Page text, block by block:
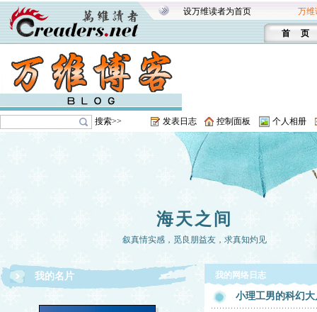
设万维读者为首页 万维
首 页
搜索>> 发表日志 控制面板 个人相册
海天之间
叙真情实感，觅良朋益友，求真知灼见
我的名片 我的网络日志
小理工男的科幻